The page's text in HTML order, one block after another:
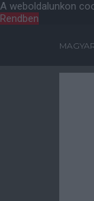
A weboldalunkon
Rendben